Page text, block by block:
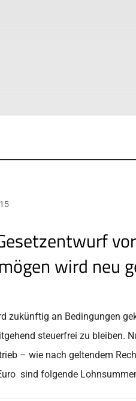
wird neu
zukünftig an Bedingungen
steuerfrei zu bleiben.
– wie nach geltendem
sind folgende